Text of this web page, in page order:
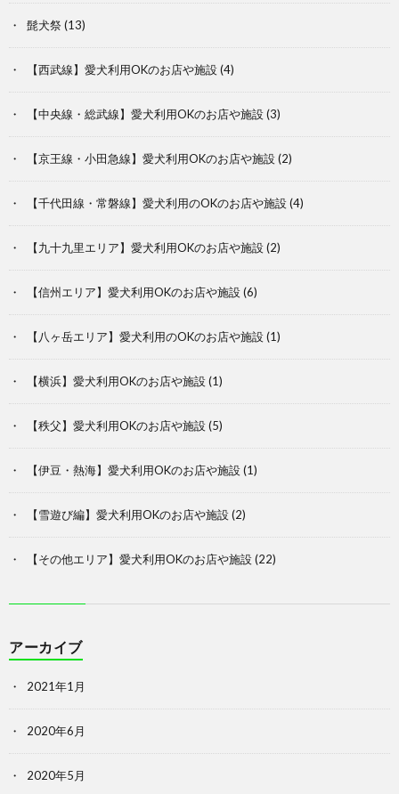
髭犬祭 (13)
【西武線】愛犬利用OKのお店や施設(4)
【中央線・総武線】愛犬利用OKのお店や施設(3)
【京王線・小田急線】愛犬利用OKのお店や施設(2)
【千代田線・常磐線】愛犬利用のOKのお店や施設(4)
【九十九里エリア】愛犬利用OKのお店や施設(2)
【信州エリア】愛犬利用OKのお店や施設(6)
【八ヶ岳エリア】愛犬利用のOKのお店や施設(1)
【横浜】愛犬利用OKのお店や施設(1)
【秩父】愛犬利用OKのお店や施設(5)
【伊豆・熱海】愛犬利用OKのお店や施設(1)
【雪遊び編】愛犬利用OKのお店や施設(2)
【その他エリア】愛犬利用OKのお店や施設(22)
アーカイブ
2021年1月
2020年6月
2020年5月